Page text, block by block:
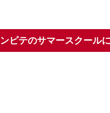
ピテのサマースクール